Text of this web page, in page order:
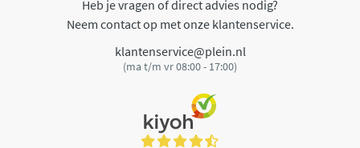
Heb je vragen of direct advies nodig?
Neem contact op met onze klantenservice.
klantenservice@plein.nl
(ma t/m vr 08:00 - 17:00)